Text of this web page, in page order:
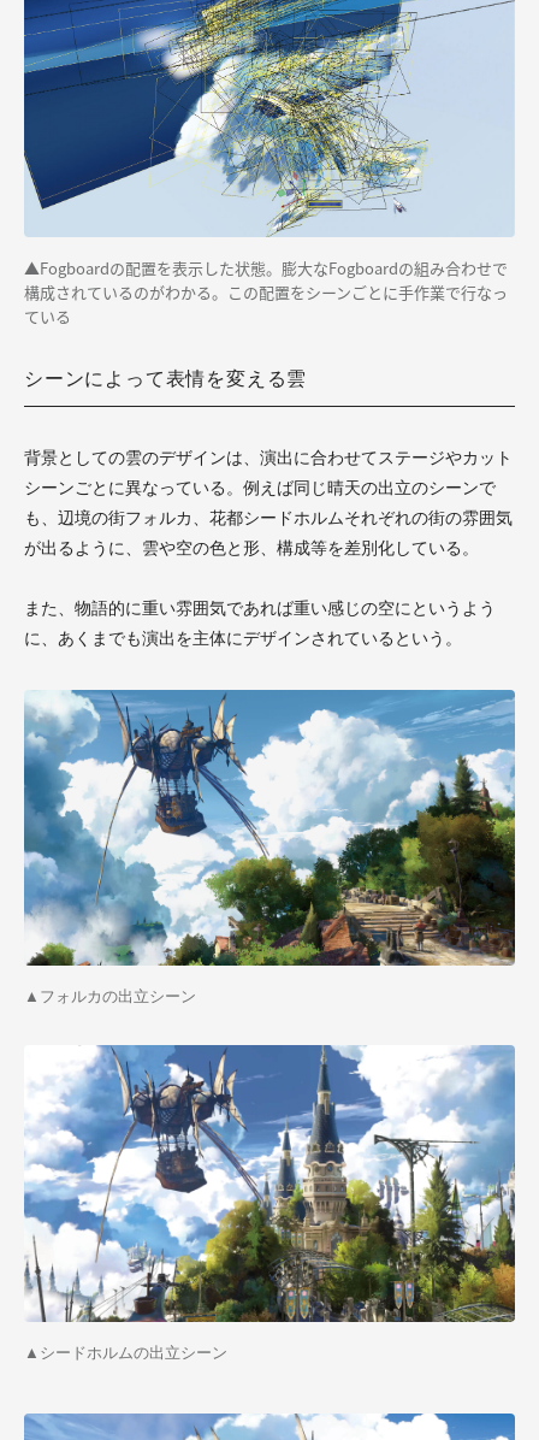
▲Fogboardの配置を表示した状態。膨大なFogboardの組み合わせで
構成されているのがわかる。この配置をシーンごとに手作業で行なっ
ている
シーンによって表情を変える雲
背景としての雲のデザインは、演出に合わせてステージやカット
シーンごとに異なっている。例えば同じ晴天の出立のシーンで
も、辺境の街フォルカ、花都シードホルムそれぞれの街の雰囲気
が出るように、雲や空の色と形、構成等を差別化している。
また、物語的に重い雰囲気であれば重い感じの空にというよう
に、あくまでも演出を主体にデザインされているという。
▲フォルカの出立シーン
▲シードホルムの出立シーン